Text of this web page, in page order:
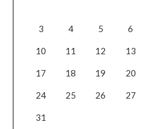
3 4 5 6
10 11 12 13
17 18 19 20
24 25 26 27
31